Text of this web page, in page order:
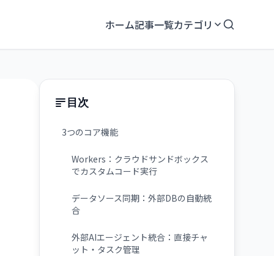
ホーム記事一覧カテゴリ
目次
3つのコア機能
Workers：クラウドサンドボックス
でカスタムコード実行
データソース同期：外部DBの自動統
合
外部AIエージェント統合：直接チャ
ット・タスク管理